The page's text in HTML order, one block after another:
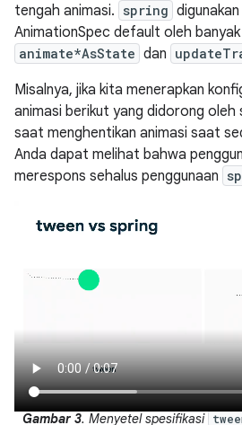
tengah animasi. spring
AnimationSpec default oleh
animate*AsState dan
Misalnya, jika kita menerapkan
animasi berikut yang didorong oleh
saat menghentikan animasi saat
Anda dapat melihat bahwa
merespons sehalus penggunaan
Gambar 3. Menyetel spesifikasi